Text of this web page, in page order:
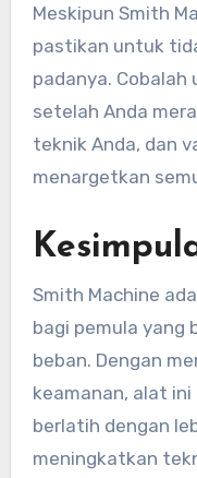
Meskipun Smith
pastikan untuk
padanya. Cobalah
setelah Anda
teknik Anda, dan
menargetkan
Smith Machine
bagi pemula yang
beban. Dengan
keamanan, alat
berlatih dengan
meningkatkan